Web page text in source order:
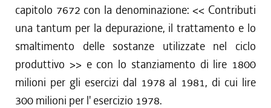
capitolo 7672 con la denominazione: << Contributi
una tantum per la depurazione, il trattamento e lo
smaltimento delle sostanze utilizzate nel ciclo
produttivo >> e con lo stanziamento di lire 1800
milioni per gli esercizi dal 1978 al 1981, di cui lire
300 milioni per l' esercizio 1978.